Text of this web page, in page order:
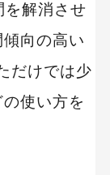
を解消させ
向の高い
だけでは少
使い方を